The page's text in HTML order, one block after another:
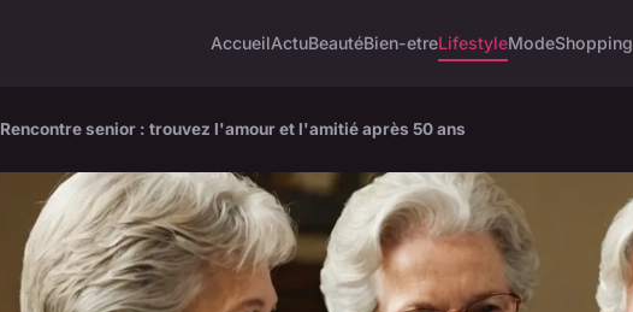
AccueilActuBeautéBien-etreLifestyleModeShopping
Rencontre senior : trouvez l'amour et l'amitié après 50 ans